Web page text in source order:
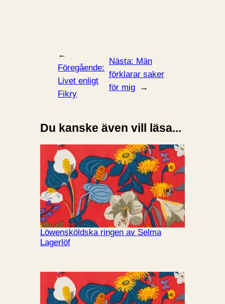
←
Föregående:
Livet enligt
Fikry
Nästa: Män
förklarar saker
för mig
→
Du kanske även vill läsa...
Löwensköldska ringen av Selma
Lagerlöf